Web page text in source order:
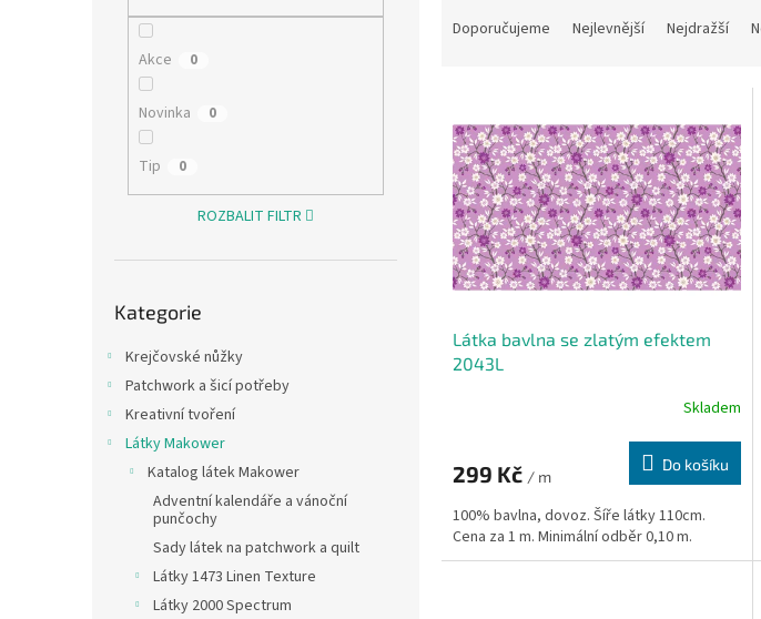
Akce 0
Novinka 0
Tip 0
ROZBALIT FILTR
kategorie
Kategorie
Krejčovské nůžky
Patchwork a šicí potřeby
Kreativní tvoření
Látky Makower
Katalog látek Makower
Adventní kalendáře a vánoční
punčochy
Sady látek na patchwork a quilt
Látky 1473 Linen Texture
Látky 2000 Spectrum
p
Doporučujeme Nejlevnější Nejdražší
p
p
Látka bavlna se zlatým efektem
2043L
Skladem
299 Kč / m
Do košíku
100% bavlna, dovoz. Šíře látky 110cm.
Cena za 1 m. Minimální odběr 0,10 m.